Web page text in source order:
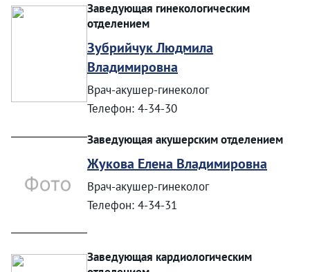
Заведующая гинекологическим
отделением
Зубрийчук Людмила
Владимировна
Врач-акушер-гинеколог
Телефон: 4-34-30
Заведующая акушерским отделением
Жукова Елена Владимировна
Врач-акушер-гинеколог
Телефон: 4-34-31
Заведующая кардиологическим